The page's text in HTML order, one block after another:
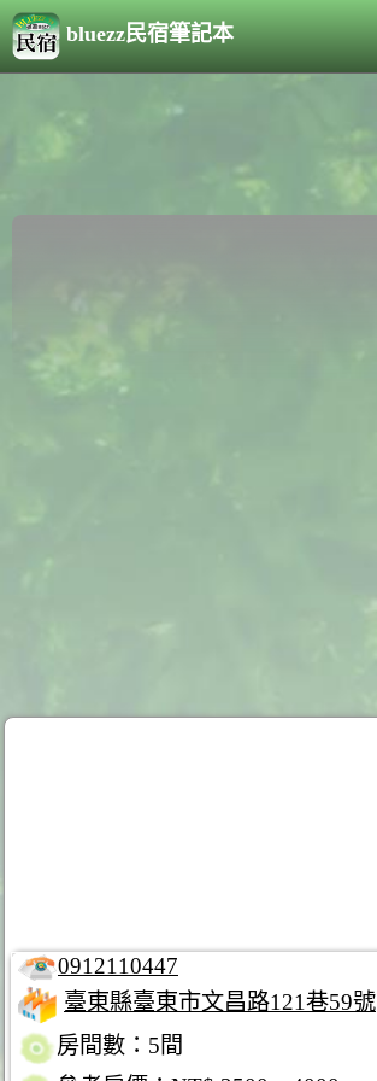
bluezz民宿筆記本
0912110447
臺東縣臺東市文昌路121巷59號
房間數：5間